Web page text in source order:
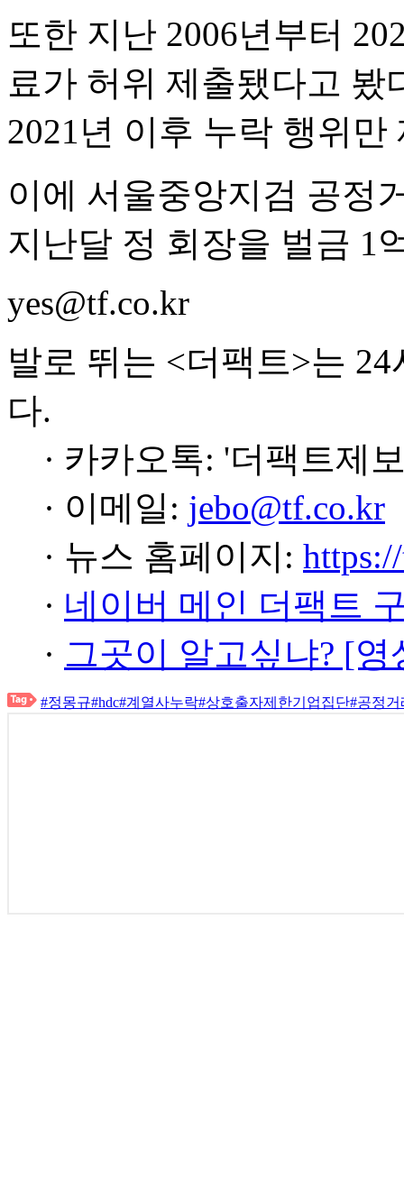
또한 지난 2006년부터
료가 허위 제출됐다고
2021년 이후 누락 행위
이에 서울중앙지검 공정
지난달 정 회장을 벌금 1
yes@tf.co.kr
발로 뛰는 <더팩트>는
다.
· 카카오톡: '더팩트제
· 이메일: jebo@tf.co.kr
· 뉴스 홈페이지:
· 네이버 메인 더팩트
· 그곳이 알고싶냐? [
#정몽규#hdc#계열사누락#상호출자제한기업집단#공정